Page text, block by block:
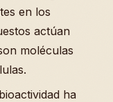
en los
actúan
moléculas
ha